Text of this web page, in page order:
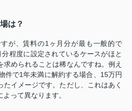
は？
が、賃料の1ヶ月分が最も一般的で
程度に設定されているケースがほと
求められることは稀なんですね。例え
件で1年未満に解約する場合、15万円
イメージです。ただし、これはあく
って異なります。